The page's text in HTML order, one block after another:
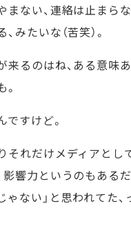
まない、連絡は止ま
みたいな（苦笑）。
来るのはね、ある意味
すけど。
それだけメディアとし
影響力というのもあるだ
ゃない」と思われてた